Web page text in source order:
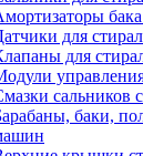
для
для
сальников
баки,